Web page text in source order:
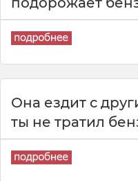
Она ездит с
ты не тратил